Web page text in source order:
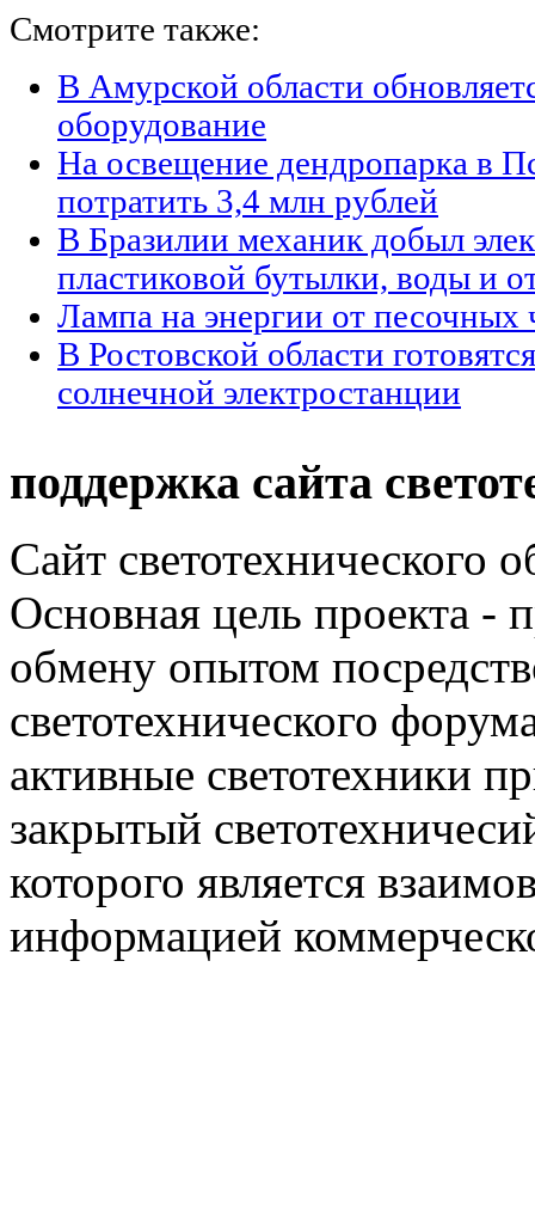
Смотрите также:
В Амурской области
оборудование
На освещение дендропарка в
потратить 3,4 млн рублей
В Бразилии механик добыл
пластиковой бутылки, воды и
Лампа на энергии от песочных
В Ростовской области
солнечной электростанции
поддержка сайта
Сайт светотехнического
Основная цель проекта -
обмену опытом
светотехнического
активные светотехники
закрытый
которого является
информацией